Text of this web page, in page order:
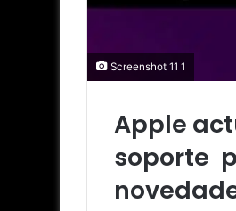
Screenshot 11 1
Apple
soporte